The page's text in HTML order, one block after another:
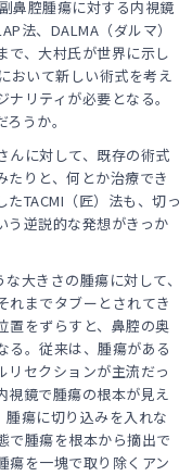
鼻腔腫瘍に対する内視鏡
法、DALMA（ダルマ）
で、大村氏が世界に示し
おいて新しい術式を考え
リティが必要となる。
うか。
んに対して、既存の術式
たりと、何とか治療でき
TACMI（匠）法も、切っ
う逆説的な発想がきっか
大きさの腫瘍に対して、
れまでタブーとされてき
置をずらすと、鼻腔の奥
る。従来は、腫瘍がある
リセクションが主流だっ
視鏡で腫瘍の根本が見え
腫瘍に切り込みを入れな
で腫瘍を根本から摘出で
瘍を一塊で取り除くアン